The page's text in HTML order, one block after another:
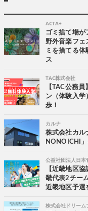
ACTA+
ゴミ捨て場が
野外音楽フェ
ミを捨てる体
ス
TAC株式会社
【TAC公務
ン（体験入学
歩！
カルナ
株式会社カル
NONOICHI
公益社団法人日本
【近畿地区
畿代表2チー
近畿地区予選
株式会社ドリーム